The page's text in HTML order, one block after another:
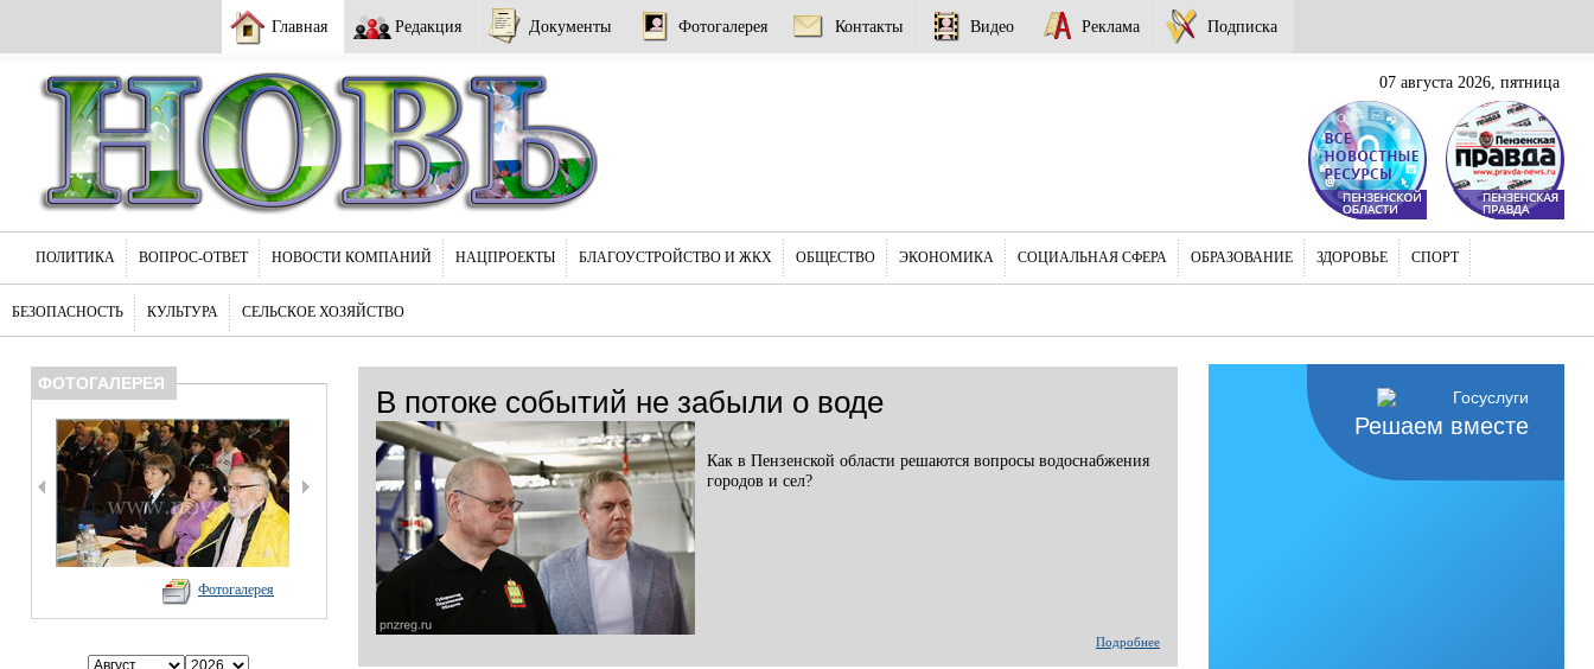
Главная Редакция Документы Фотогалерея Контакты Видео Реклама Подписка
07 августа 2026, пятница
ПОЛИТИКА ВОПРОС-ОТВЕТ НОВОСТИ КОМПАНИЙ НАЦПРОЕКТЫ БЛАГОУСТРОЙСТВО И ЖКХ ОБЩЕСТВО ЭКОНОМИКА СОЦИАЛЬНАЯ СФЕРА ОБРАЗОВАНИЕ ЗДОРОВЬЕ СПОРТ
БЕЗОПАСНОСТЬ КУЛЬТУРА СЕЛЬСКОЕ ХОЗЯЙСТВО
ФОТОГАЛЕРЕЯ
Фотогалерея
В потоке событий не забыли о воде
Как в Пензенской области решаются вопросы водоснабжения
городов и сел?
Подробнее
Решаем вместе